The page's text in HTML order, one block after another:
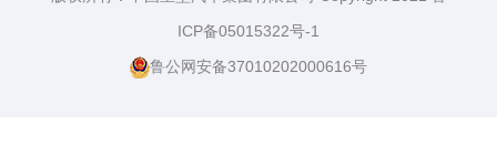
ICP备05015322号-1
鲁公网安备37010202000616号